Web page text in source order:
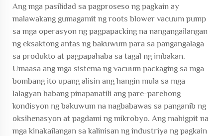
Ang mga pasilidad sa pagproseso ng pagkain ay
malawakang gumagamit ng roots blower vacuum pump
sa mga operasyon ng pagpapacking na nangangailangan
ng eksaktong antas ng bakuwum para sa pangangalaga
sa produkto at pagpapahaba sa tagal ng imbakan.
Umaasa ang mga sistema ng vacuum packaging sa mga
bombang ito upang alisin ang hangin mula sa mga
lalagyan habang pinapanatili ang pare-parehong
kondisyon ng bakuwum na nagbabawas sa panganib ng
oksihenasyon at pagdami ng mikrobyo. Ang mahigpit na
mga kinakailangan sa kalinisan ng industriya ng pagkain